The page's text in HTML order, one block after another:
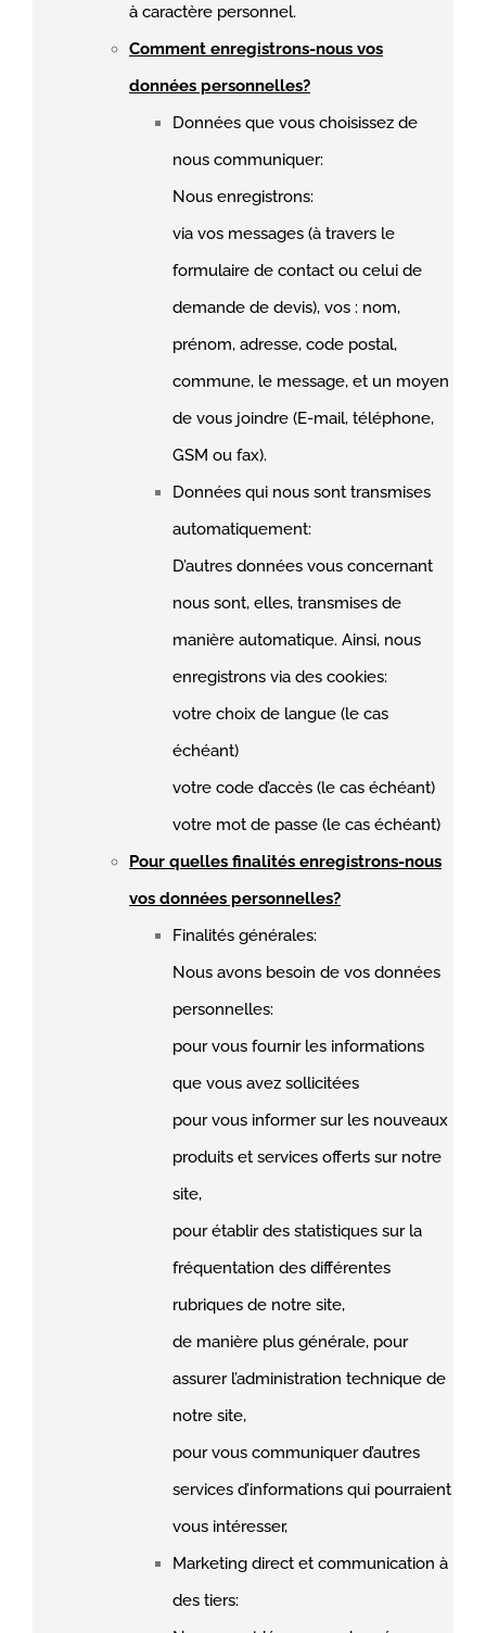
à caractère personnel.
Comment enregistrons-nous vos
données personnelles?
Données que vous choisissez de
nous communiquer:
Nous enregistrons:
via vos messages (à travers le
formulaire de contact ou celui de
demande de devis), vos : nom,
prénom, adresse, code postal,
commune, le message, et un moyen
de vous joindre (E-mail, téléphone,
GSM ou fax).
Données qui nous sont transmises
automatiquement:
D’autres données vous concernant
nous sont, elles, transmises de
manière automatique. Ainsi, nous
enregistrons via des cookies:
votre choix de langue (le cas
échéant)
votre code d’accès (le cas échéant)
votre mot de passe (le cas échéant)
Pour quelles finalités enregistrons-nous
vos données personnelles?
Finalités générales:
Nous avons besoin de vos données
personnelles:
pour vous fournir les informations
que vous avez sollicitées
pour vous informer sur les nouveaux
produits et services offerts sur notre
site,
pour établir des statistiques sur la
fréquentation des différentes
rubriques de notre site,
de manière plus générale, pour
assurer l’administration technique de
notre site,
pour vous communiquer d’autres
services d’informations qui pourraient
vous intéresser,
Marketing direct et communication à
des tiers: